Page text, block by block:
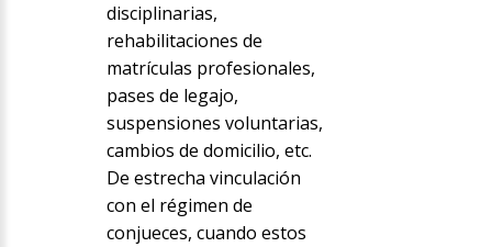
disciplinarias,
rehabilitaciones de
matrículas profesionales,
pases de legajo,
suspensiones voluntarias,
cambios de domicilio, etc.
De estrecha vinculación
con el régimen de
conjueces, cuando estos